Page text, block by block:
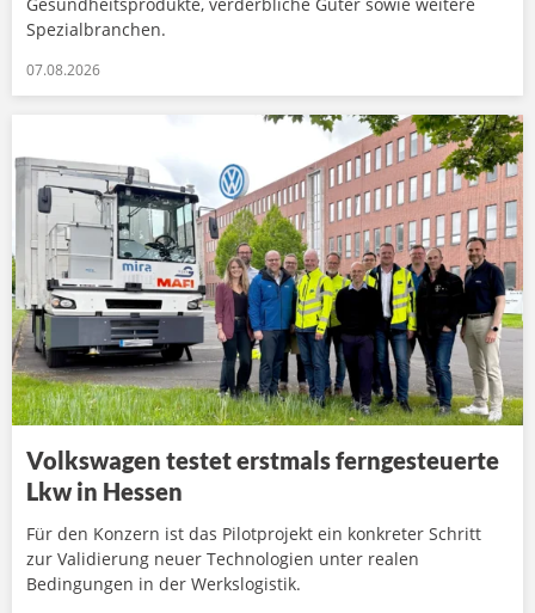
Gesundheitsprodukte, verderbliche Güter sowie weitere
Spezialbranchen.
07.08.2026
Volkswagen testet erstmals ferngesteuerte
Lkw in Hessen
Für den Konzern ist das Pilotprojekt ein konkreter Schritt
zur Validierung neuer Technologien unter realen
Bedingungen in der Werkslogistik.